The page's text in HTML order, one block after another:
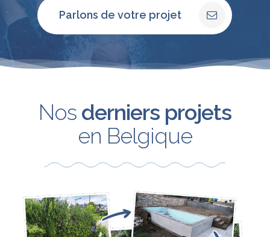
Parlons de votre projet
Nos derniers projets
en Belgique